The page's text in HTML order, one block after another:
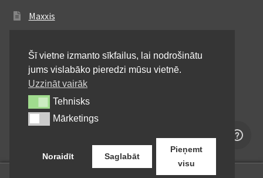
Maxxis
Michelin
Mitas
Pirelli
Shinko
Šī vietne izmanto sīkfailus, lai nodrošinātu
jums vislabāko pieredzi mūsu vietnē.
Uzzināt vairāk
TehnisksTehnisks
MārketingsMārketings
Noraidīt Saglabāt
Pieņemt
visu